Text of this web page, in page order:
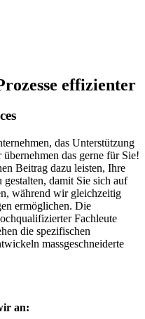
effizienter
das Unterstützung
das gerne für Sie!
Beitrag dazu leisten, Ihre
damit Sie sich auf
während wir gleichzeitig
ermöglichen. Die
Fachleute
die spezifischen
massgeschneiderte
an: